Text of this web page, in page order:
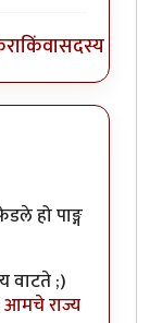
किंवासदस्य व्हा
हो पाङ्ग
वाटते ;)
आमचे राज्य